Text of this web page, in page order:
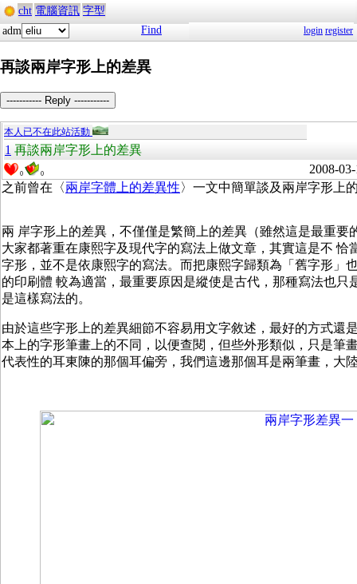
cht 電腦資訊 字型
adm
Find login register
再談兩岸字形上的差異
----------- Reply -----------
本人已不在此站活動
1 再談兩岸字形上的差異
0 0
2008-
之前曾在〈兩岸字體上的差異性〉一文中簡單談及兩岸字形上
兩 岸字形上的差異，不僅僅是繁簡上的差異（雖然這是最重
大家都著重在康熙字及現代字的寫法上做文章，其實這是不
字形，並不是依康熙字的寫法。而把康熙字歸類為「舊字形」
的印刷體 較為適當，最重要原因是縱使是古代，那種寫法也
是這樣寫法的。
由於這些字形上的差異細節不容易用文字敘述，最好的方式還
本上的字形筆畫上的不同，以便查閱，但些外形類似，只是筆
代表性的耳東陳的那個耳偏旁，我們這邊那個耳是兩筆畫，大